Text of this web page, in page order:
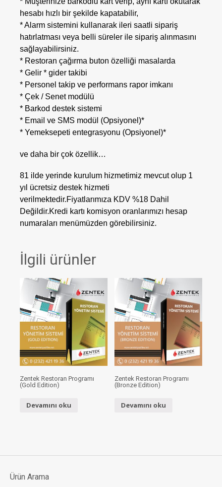
hesabı hızlı bir şekilde kapatabilir,
* Alarm sistemini kullanarak ileri saatli sipariş
hatırlatması veya belli süreler ile sipariş alınmasını
sağlayabilirsiniz.
* Restoran çağırma buton özelliği masalarda
* Gelir * gider takibi
* Personel takip ve performans rapor imkanı
* Çek / Senet modülü
* Barkod destek sistemi
* Email ve SMS modül (Opsiyonel)*
* Yemeksepeti entegrasyonu (Opsiyonel)*
ve daha bir çok özellik…
81 ilde yerinde kurulum hizmetimiz mevcut olup 1
yıl ücretsiz destek hizmeti
verilmektedir.Fiyatlarımıza KDV %18 Dahil
Değildir.Kredi kartı komisyon oranlarımızı hesap
numaraları menümüzden görebilirsiniz.
İlgili ürünler
Zentek Restoran Programı
(Gold Edition)
Devamını oku
Zentek Restoran Programı
(Bronze Edition)
Devamını oku
Ürün Arama